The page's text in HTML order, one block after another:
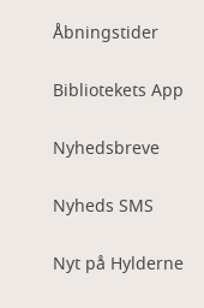
Åbningstider
Bibliotekets App
Nyhedsbreve
Nyheds SMS
Nyt på Hylderne